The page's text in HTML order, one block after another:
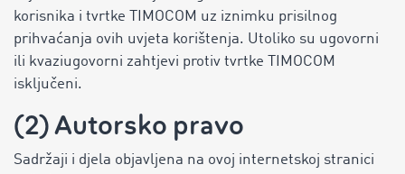
korisnika i tvrtke TIMOCOM uz iznimku prisilnog
prihvaćanja ovih uvjeta korištenja. Utoliko su ugovorni
ili kvaziugovorni zahtjevi protiv tvrtke TIMOCOM
isključeni.
(2) Autorsko pravo
Sadržaji i djela objavljena na ovoj internetskoj stranici